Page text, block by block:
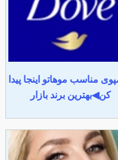
مناسب موهاتو اینجا پیدا
کن◀بهترین برند بازار